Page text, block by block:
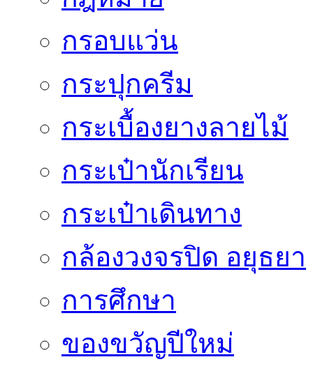
กรอบแว่น
กระปุกครีม
กระเบื้องยางลายไม้
กระเป๋านักเรียน
กระเป๋าเดินทาง
กล้องวงจรปิด อยุธยา
การศึกษา
ของขวัญปีใหม่